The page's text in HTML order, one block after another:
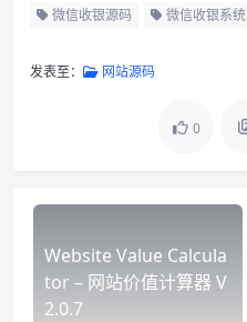
微信收银源码 微信收银系统
发表至： 网站源码
0
Website Value Calcula
tor – 网站价值计算器 V
2.0.7